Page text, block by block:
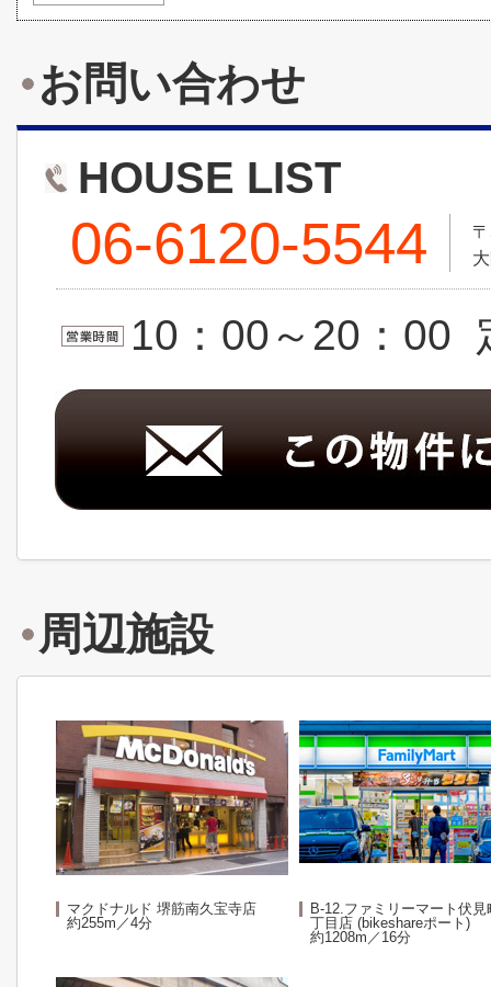
お問い合わせ
HOUSE LIST
06-6120-5544
10：00～20：00
周辺施設
マクドナルド 堺筋南久宝寺店
約255m／4分
B-12.ファミリーマート伏見
丁目店 (bikeshareポート)
約1208m／16分